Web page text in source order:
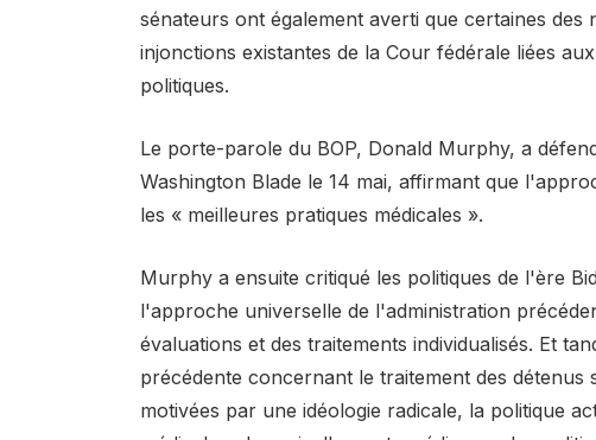
sénateurs ont également averti que certaines
injonctions existantes de la Cour fédérale liées
politiques.
Le porte-parole du BOP, Donald Murphy, a
Washington Blade le 14 mai, affirmant que
les « meilleures pratiques médicales ».
Murphy a ensuite critiqué les politiques de l'ère
l'approche universelle de l'administration
évaluations et des traitements individualisés. Et
précédente concernant le traitement des
motivées par une idéologie radicale, la politique